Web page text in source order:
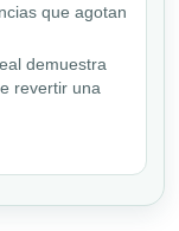
que agotan
demuestra
revertir una